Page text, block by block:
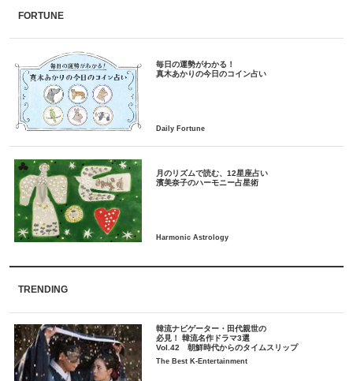
FORTUNE
毎日の運勢がわかる！
月のリズムで読む、12星座占い
TRENDING
韓流ナビゲーター・田代親世の
必見！ 韓流名作ドラマ3選
Vol.42 朝鮮時代からのタイムスリップ
The Best K-Entertainment